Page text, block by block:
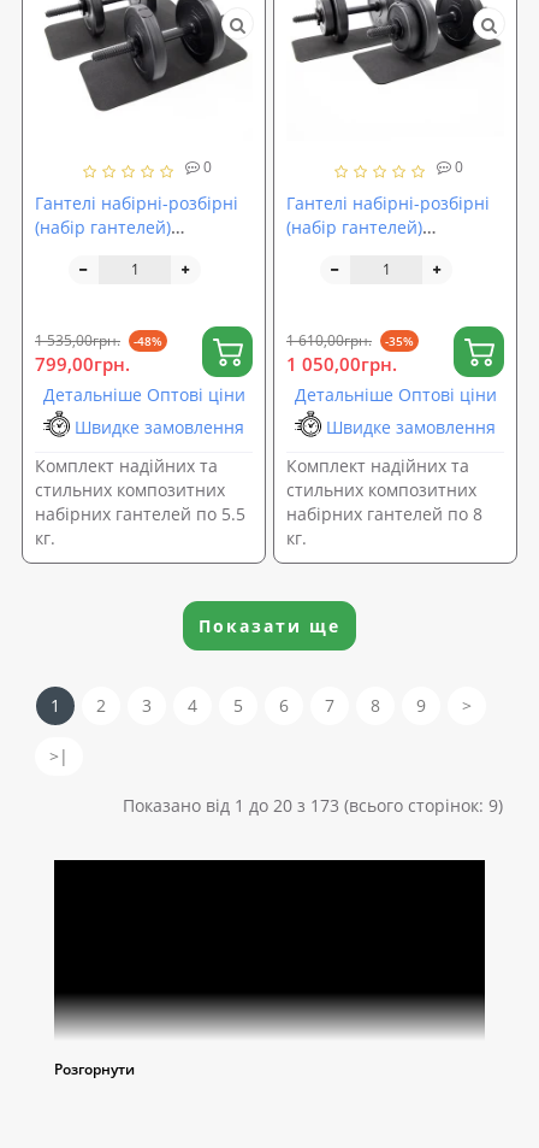
0
Гантелі набірні-розбірні
(набір гантелей)
2шт по 5.5 кг (OF-0172)
1 535,00грн. -48%
799,00грн.
Детальніше Оптові ціни
Швидке замовлення
Комплект надійних та
стильних композитних
набірних гантелей по 5.5
кг.
0
Гантелі набірні-розбірні
(набір гантелей)
2шт по 8 кг (OF-0173)
1 610,00грн. -35%
1 050,00грн.
Детальніше Оптові ціни
Швидке замовлення
Комплект надійних та
стильних композитних
набірних гантелей по 8
кг.
Показати ще
1 2 3 4 5 6 7 8 9 >
>|
Показано від 1 до 20 з 173 (всього сторінок: 9)
Розгорнути